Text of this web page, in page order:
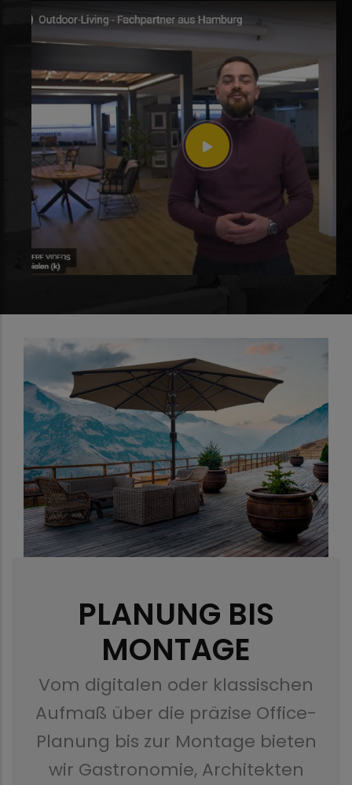
PLANUNG BIS
MONTAGE
Vom digitalen oder klassischen
Aufmaß über die präzise Office-
Planung bis zur Montage bieten
wir Gastronomie, Architekten